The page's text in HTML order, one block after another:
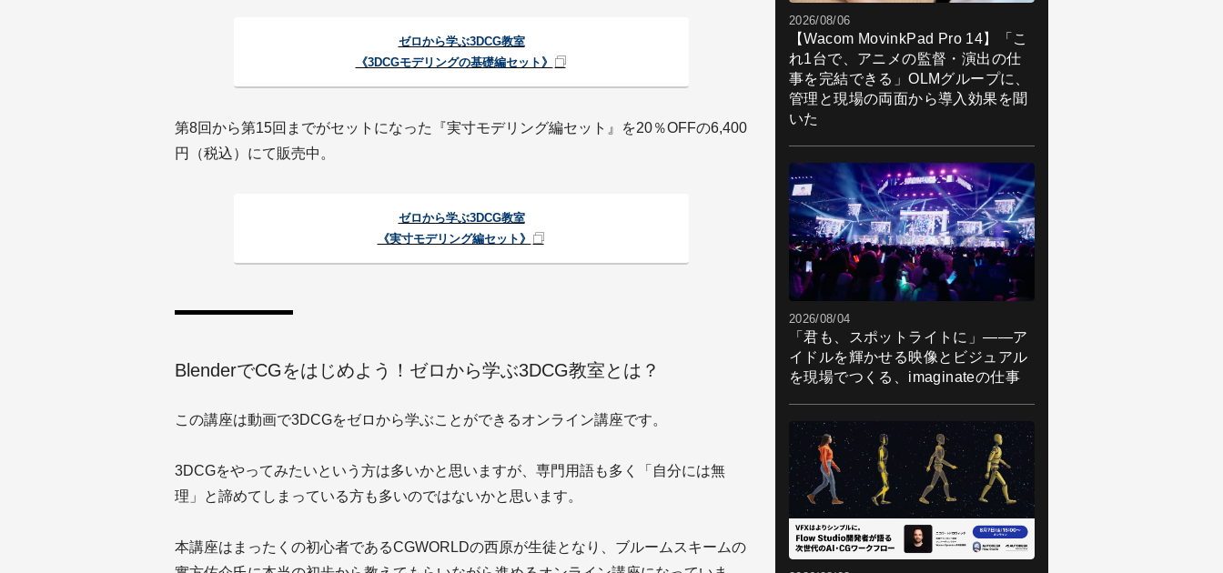
ゼロから学ぶ3DCG教室
《3DCGモデリングの基礎編セット》
第8回から第15回までがセットになった『実寸モデリング編セット』を20％OFFの6,400
円（税込）にて販売中。
ゼロから学ぶ3DCG教室
《実寸モデリング編セット》
BlenderでCGをはじめよう！ゼロから学ぶ3DCG教室とは？
この講座は動画で3DCGをゼロから学ぶことができるオンライン講座です。
3DCGをやってみたいという方は多いかと思いますが、専門用語も多く「自分には無
理」と諦めてしまっている方も多いのではないかと思います。
本講座はまったくの初心者であるCGWORLDの西原が生徒となり、ブルームスキームの
2026/08/06
【Wacom MovinkPad Pro 14】「こ
れ1台で、アニメの監督・演出の仕
事を完結できる」OLMグループに、
管理と現場の両面から導入効果を聞
いた
2026/08/04
「君も、スポットライトに」――ア
イドルを輝かせる映像とビジュアル
を現場でつくる、imaginateの仕事